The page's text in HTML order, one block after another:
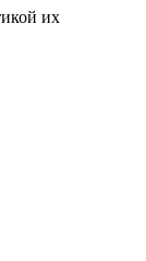
их